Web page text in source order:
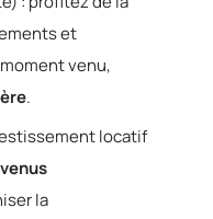
et
venu,
.
locatif
la